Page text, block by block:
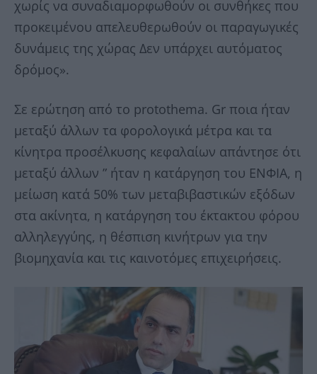
χωρίς να συναδιαμορφωθούν οι συνθήκες που
προκειμένου απελευθερωθούν οι παραγωγικές
δυνάμεις της χώρας Δεν υπάρχει αυτόματος
δρόμος».
Σε ερώτηση από το protothema. Gr ποια ήταν
μεταξύ άλλων τα φορολογικά μέτρα και τα
κίνητρα προσέλκυσης κεφαλαίων απάντησε ότι
μεταξύ άλλων ” ήταν η κατάργηση του ΕΝΦΙΑ, η
μείωση κατά 50% των μεταβιβαστικών εξόδων
στα ακίνητα, η κατάργηση του έκτακτου φόρου
αλληλεγγύης, η θέσπιση κινήτρων για την
βιομηχανία και τις καινοτόμες επιχειρήσεις.